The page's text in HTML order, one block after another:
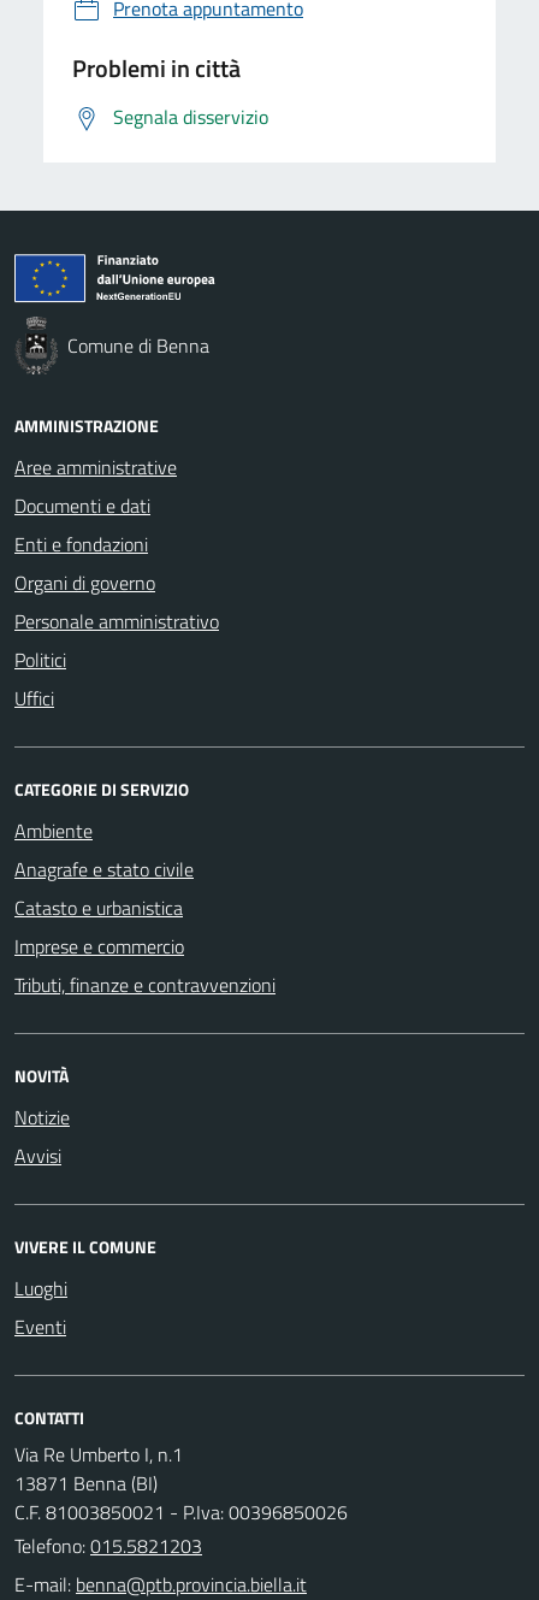
Prenota appuntamento
Problemi in città
Segnala disservizio
Comune di Benna
AMMINISTRAZIONE
Aree amministrative
Documenti e dati
Enti e fondazioni
Organi di governo
Personale amministrativo
Politici
Uffici
CATEGORIE DI SERVIZIO
Ambiente
Anagrafe e stato civile
Catasto e urbanistica
Imprese e commercio
Tributi, finanze e contravvenzioni
NOVITÀ
Notizie
Avvisi
VIVERE IL COMUNE
Luoghi
Eventi
CONTATTI
Via Re Umberto I, n.1
13871 Benna (BI)
C.F. 81003850021 - P.Iva: 00396850026
Telefono:015.5821203
E-mail: